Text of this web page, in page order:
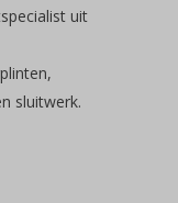
uit
sluitwerk.